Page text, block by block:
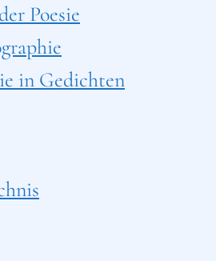
Poesie
in Gedichten